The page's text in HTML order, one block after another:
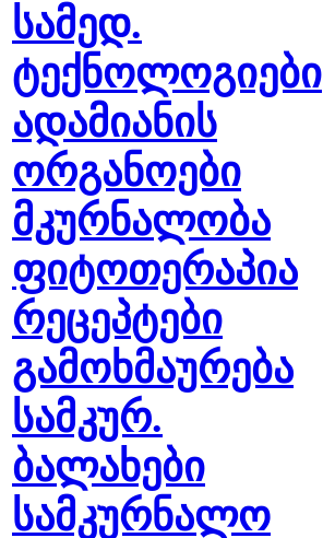
სამედ.
ტექნოლოგიები
ადამიანის
ორგანოები
მკურნალობა
ფიტოთერაპია
რეცეპტები
გამოხმაურება
სამკურ.
ბალახები
სამკურნალო